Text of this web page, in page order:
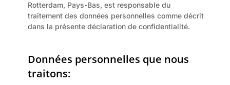
Rotterdam, Pays-Bas, est responsable du
traitement des données personnelles comme décrit
dans la présente déclaration de confidentialité.
Données personnelles que nous
traitons: